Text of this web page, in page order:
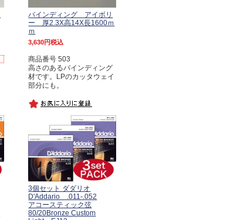
バインディング アイボリ
ー 厚2.3X高14X長1600ｍ
ｍ
3,630 税込
商品番号 503
高さのあるバインディング
材です。LPのカッタウェイ
部分にも。
3個セット ダダリオ
D'Addario .011-.052
アコースティック弦
80/20Bronze Custom